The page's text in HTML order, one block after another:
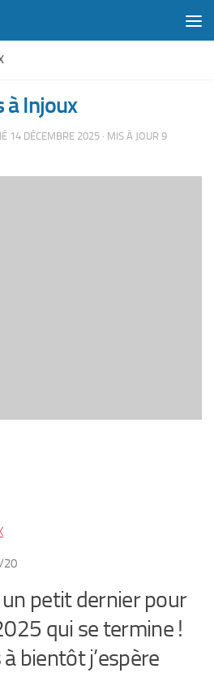
à Injoux
14 DÉCEMBRE 2025 · MIS À JOUR 9
20
petit dernier pour
qui se termine !
bientôt j’espère